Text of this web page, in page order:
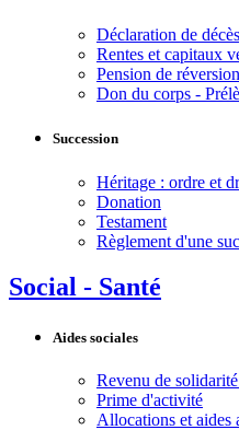
Déclaration de
Rentes et capitaux
Pension de réversion
Don du corps -
Succession
Héritage : ordre et
Donation
Testament
Règlement d'une
Social - Santé
Aides sociales
Revenu de
Prime d'activité
Allocations et aides